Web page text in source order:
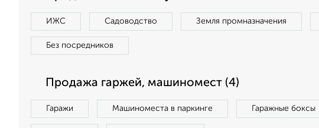
ИЖС Садоводство Земля промназначения
Без посредников
Продажа гаржей, машиномест (4)
Гаражи Машиноместа в паркинге Гаражные боксы